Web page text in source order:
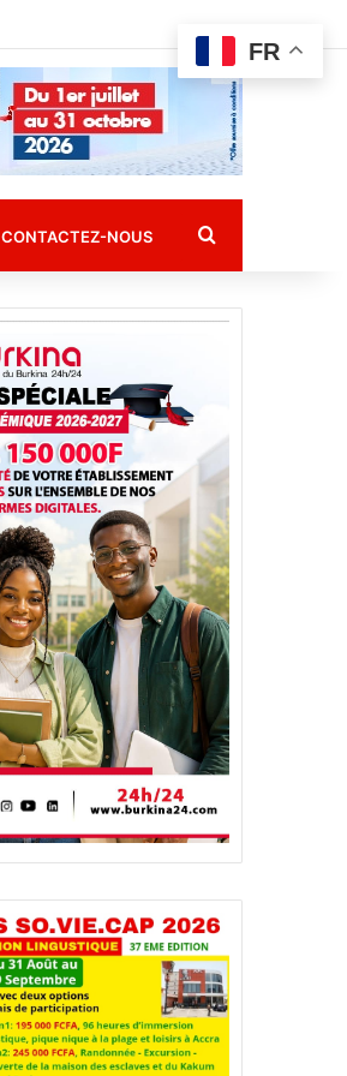
CONTACTEZ-NOUS Rechercher
FR